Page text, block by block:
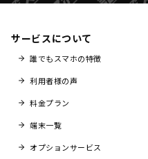
サービスについて
誰でもスマホの特徴
利用者様の声
料金プラン
端末一覧
オプションサービス